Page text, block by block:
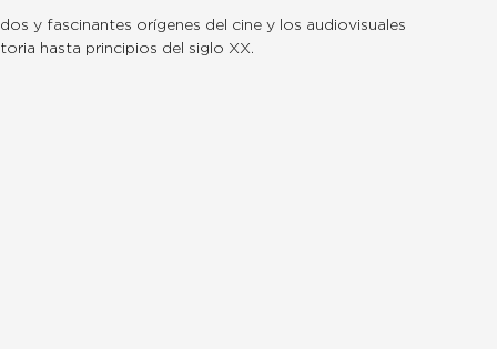
y fascinantes orígenes del cine y los audiovisuales
hasta principios del siglo XX.